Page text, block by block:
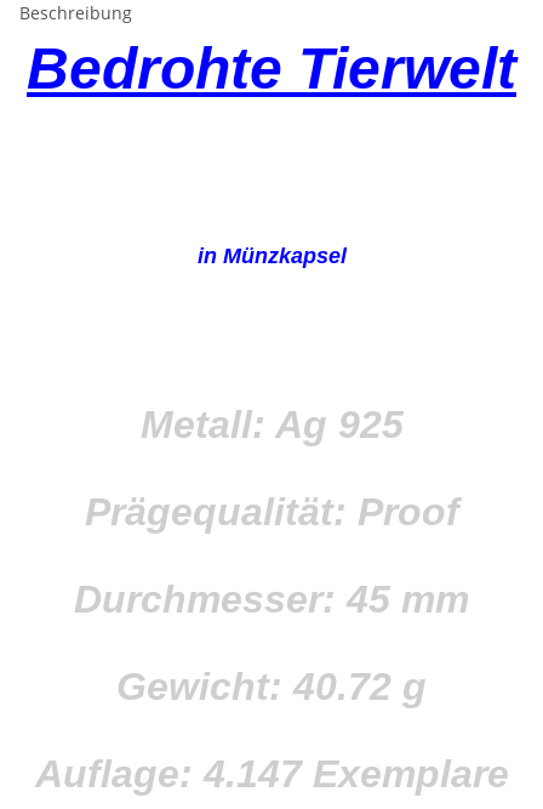
Beschreibung
Bedrohte Tierwelt
in Münzkapsel
Metall: Ag 925
Prägequalität: Proof
Durchmesser: 45 mm
Gewicht: 40.72 g
Auflage: 4.147 Exemplare